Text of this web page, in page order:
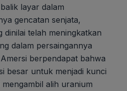
layar dalam
gencatan senjata,
dinilai telah meningkatkan
dalam persaingannya
berpendapat bahwa
besar untuk menjadi kunci
alih uranium